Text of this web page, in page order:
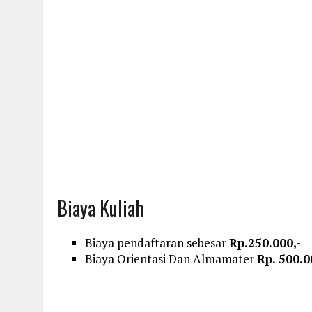
Biaya Kuliah
Biaya pendaftaran sebesarRp.250.000,-
Biaya Orientasi Dan AlmamaterRp.